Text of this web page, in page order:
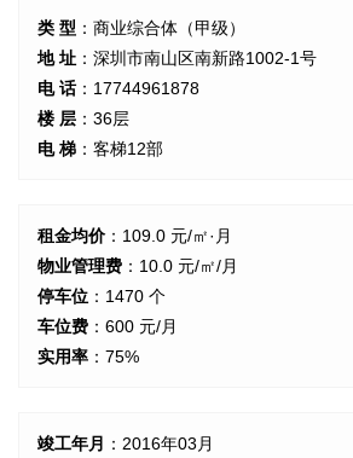
类 型 ：商业综合体（甲级）
地 址 ：深圳市南山区南新路1002-1号
电 话：17744961878
楼 层 ：36层
电 梯 ：客梯12部
租金均价：109.0 元/㎡·月
物业管理费 ：10.0 元/㎡/月
停车位 ：1470 个
车位费 ：600 元/月
实用率 ：75%
竣工年月
：2016年03月